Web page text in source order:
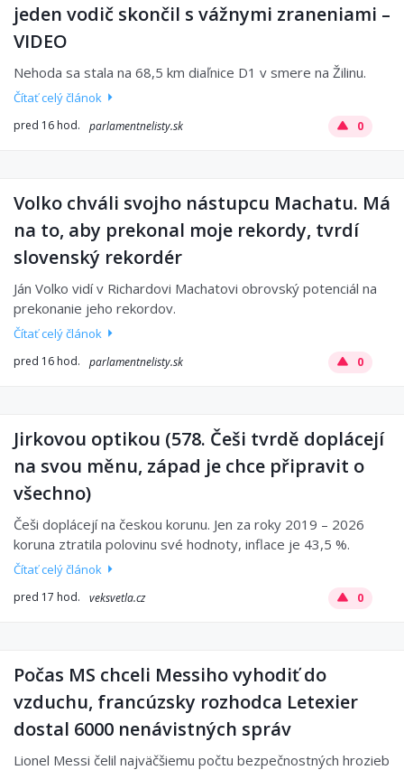
jeden vodič skončil s vážnymi zraneniami –
VIDEO
Nehoda sa stala na 68,5 km diaľnice D1 v smere na Žilinu.
Čítať celý článok
pred 16 hod. parlamentnelisty.sk 0
Volko chváli svojho nástupcu Machatu. Má
na to, aby prekonal moje rekordy, tvrdí
slovenský rekordér
Ján Volko vidí v Richardovi Machatovi obrovský potenciál na
prekonanie jeho rekordov.
Čítať celý článok
pred 16 hod. parlamentnelisty.sk 0
Jirkovou optikou (578. Češi tvrdě doplácejí
na svou měnu, západ je chce připravit o
všechno)
Češi doplácejí na českou korunu. Jen za roky 2019 – 2026
koruna ztratila polovinu své hodnoty, inflace je 43,5 %.
Čítať celý článok
pred 17 hod. veksvetla.cz 0
Počas MS chceli Messiho vyhodiť do
vzduchu, francúzsky rozhodca Letexier
dostal 6000 nenávistných správ
Lionel Messi čelil najväčšiemu počtu bezpečnostných hrozieb